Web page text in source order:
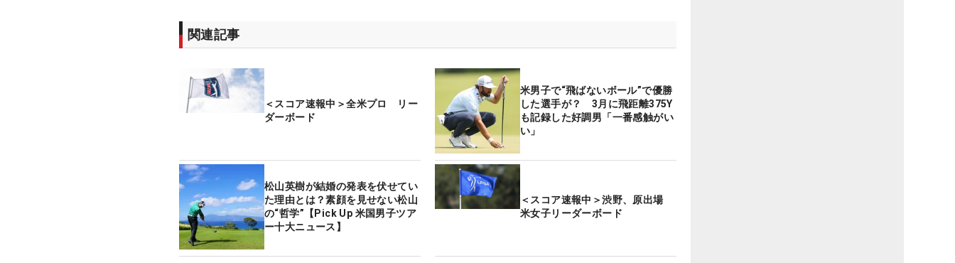
関連記事
＜スコア速報中＞全米プロ リー
ダーボード
米男子で“飛ばないボール”で優勝
した選手が？ 3月に飛距離375Y
も記録した好調男「一番感触がい
い」
松山英樹が結婚の発表を伏せてい
た理由とは？素顔を見せない松山
の“哲学”【Pick Up 米国男子ツア
ー十大ニュース】
＜スコア速報中＞渋野、原出場
米女子リーダーボード